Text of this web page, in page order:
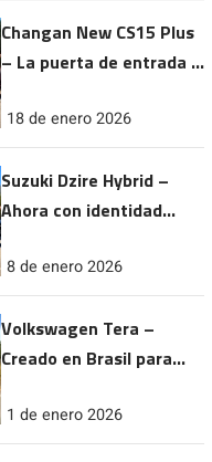
Changan New CS15 Plus
– La puerta de entrada a
18 de enero 2026
Suzuki Dzire Hybrid –
Ahora con identidad
rendimiento
8 de enero 2026
Volkswagen Tera –
Creado en Brasil para
1 de enero 2026